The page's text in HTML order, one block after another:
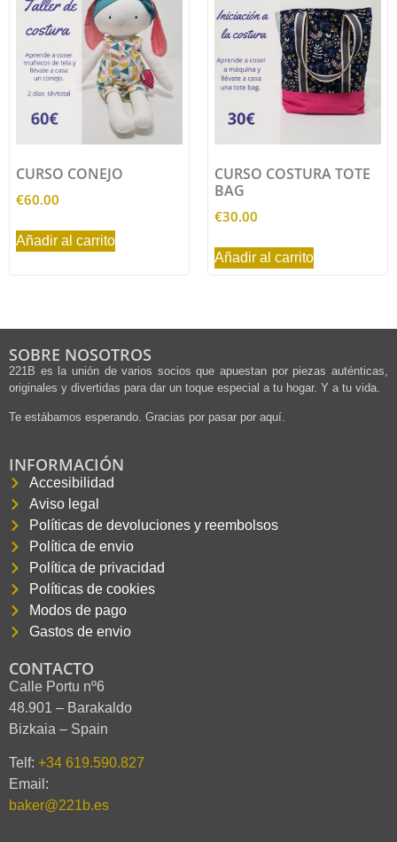
CURSO CONEJO
€60.00
Añadir al carrito
CURSO COSTURA TOTE
BAG
€30.00
Añadir al carrito
SOBRE NOSOTROS
221B es la unión de varios socios que apuestan por piezas auténticas,
originales y divertidas para dar un toque especial a tu hogar. Y a tu vida.
Te estábamos esperando. Gracias por pasar por aquí.
INFORMACIÓN
Accesibilidad
Aviso legal
Políticas de devoluciones y reembolsos
Política de envio
Política de privacidad
Políticas de cookies
Modos de pago
Gastos de envio
CONTACTO
Calle Portu nº6
48.901 – Barakaldo
Bizkaia – Spain
Telf: +34 619.590.827
Email:
baker@221b.es